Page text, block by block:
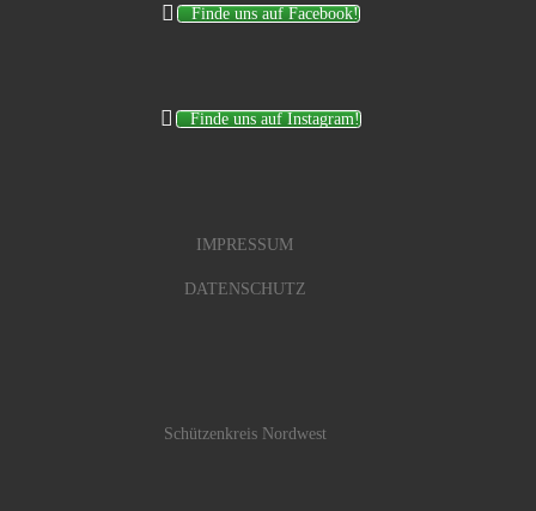
Finde uns auf Facebook!
Finde uns auf Instagram!
IMPRESSUM
DATENSCHUTZ
Schützenkreis Nordwest